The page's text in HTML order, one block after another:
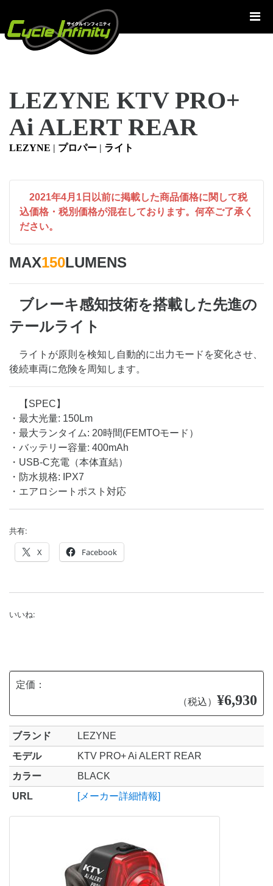
テ
LEZYNE KTV PRO+
Ai ALERT REAR
LEZYNE | プロパー | ライト
2021年4月1日以前に掲載した商品価格に関して税
込価格・税別価格が混在しております。何卒ご了承く
ださい。
MAX150LUMENS
ブレーキ感知技術を搭載した先進の
テールライト
ライトが原則を検知し自動的に出力モードを変化させ、
後続車両に危険を周知します。
【SPEC】
・最大光量: 150Lm
・最大ランタイム: 20時間(FEMTOモード）
・バッテリー容量: 400mAh
・USB-C充電（本体直結）
・防水規格: IPX7
・エアロシートポスト対応
共有:
X Facebook
いいね:
定価：
（税込） ¥6,930
ブランド
LEZYNE
モデル
KTV PRO+ Ai ALERT REAR
カラー
BLACK
URL
[メーカー詳細情報]